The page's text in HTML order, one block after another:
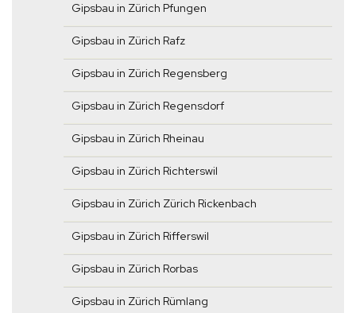
Gipsbau in Zürich Pfungen
Gipsbau in Zürich Rafz
Gipsbau in Zürich Regensberg
Gipsbau in Zürich Regensdorf
Gipsbau in Zürich Rheinau
Gipsbau in Zürich Richterswil
Gipsbau in Zürich Zürich Rickenbach
Gipsbau in Zürich Rifferswil
Gipsbau in Zürich Rorbas
Gipsbau in Zürich Rümlang